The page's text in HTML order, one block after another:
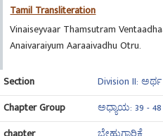
Tamil Transliteration
Vinaiseyvaar Thamsutram
Anaivaraiyum Aaraaivadhu Otru.
Section
Division II:
Chapter Group
ಅಧ್ಯಾಯ: 39 - 48